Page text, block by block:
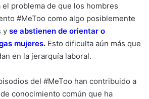
el problema de que los hombres
#MeToo como algo posiblemente
y se abstienen de orientar o
mujeres. Esto dificulta aún más que
en la jerarquía laboral.
del #MeToo han contribuido a
conocimiento común que ha